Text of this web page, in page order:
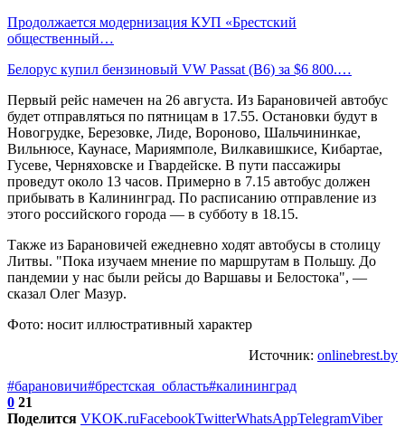
Продолжается модернизация КУП «Брестский
общественный…
Белорус купил бензиновый VW Passat (B6) за $6 800.…
Первый рейс намечен на 26 августа. Из Барановичей автобус
будет отправляться по пятницам в 17.55. Остановки будут в
Новогрудке, Березовке, Лиде, Вороново, Шальчининкае,
Вильнюсе, Каунасе, Мариямполе, Вилкавишкисе, Кибартае,
Гусеве, Черняховске и Гвардейске. В пути пассажиры
проведут около 13 часов. Примерно в 7.15 автобус должен
прибывать в Калининград. По расписанию отправление из
этого российского города — в субботу в 18.15.
Также из Барановичей ежедневно ходят автобусы в столицу
Литвы. "Пока изучаем мнение по маршрутам в Польшу. До
пандемии у нас были рейсы до Варшавы и Белостока", —
сказал Олег Мазур.
Фото: носит иллюстративный характер
Источник: onlinebrest.by
#барановичи#брестская_область#калининград
0 21
Поделится VKOK.ruFacebookTwitterWhatsAppTelegramViber